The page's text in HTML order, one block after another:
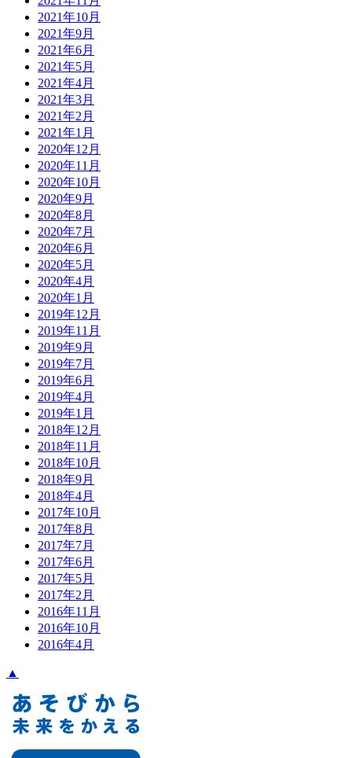
2021年10月
2021年9月
2021年6月
2021年5月
2021年4月
2021年3月
2021年2月
2021年1月
2020年12月
2020年11月
2020年10月
2020年9月
2020年8月
2020年7月
2020年6月
2020年5月
2020年4月
2020年1月
2019年12月
2019年11月
2019年9月
2019年7月
2019年6月
2019年4月
2019年1月
2018年12月
2018年11月
2018年10月
2018年9月
2018年4月
2017年10月
2017年8月
2017年7月
2017年6月
2017年5月
2017年2月
2016年11月
2016年10月
2016年4月
▲